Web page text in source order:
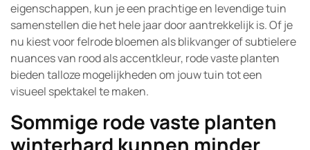
eigenschappen, kun je een prachtige en levendige tuin
samenstellen die het hele jaar door aantrekkelijk is. Of je
nu kiest voor felrode bloemen als blikvanger of subtielere
nuances van rood als accentkleur, rode vaste planten
bieden talloze mogelijkheden om jouw tuin tot een
visueel spektakel te maken.
Sommige rode vaste planten
winterhard kunnen minder